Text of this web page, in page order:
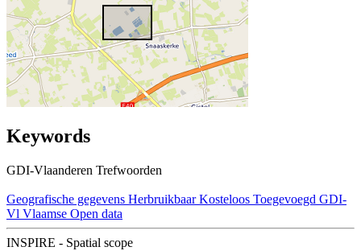
Keywords
GDI-Vlaanderen Trefwoorden
Geografische gegevens Herbruikbaar Kosteloos Toegevoegd GDI-
Vl Vlaamse Open data
INSPIRE - Spatial scope